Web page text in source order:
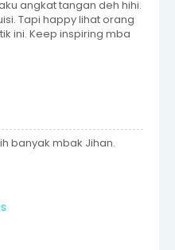
angkat tangan deh hihi.
Tapi happy lihat orang
ini. Keep inspiring mba
banyak mbak Jihan.